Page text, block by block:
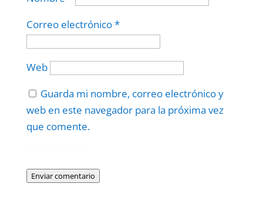
Correo electrónico*
Web
Guarda mi nombre, correo electrónico y
web en este navegador para la próxima vez
que comente.
Enviar comentario